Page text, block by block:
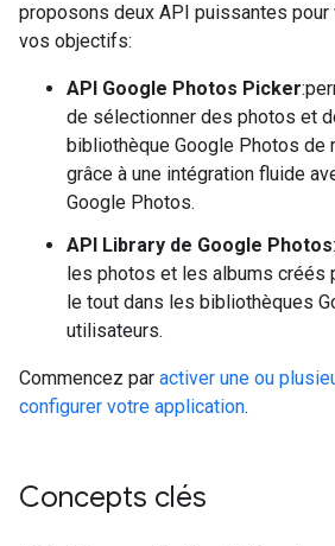
proposons deux API puissantes pour
vos objectifs:
API Google Photos Picker
de sélectionner des photos et
bibliothèque Google Photos de
grâce à une intégration fluide
Google Photos.
API Library de Google Photos
les photos et les albums créés
le tout dans les bibliothèques
utilisateurs.
Commencez par activer une ou
configurer votre application.
Concepts clés